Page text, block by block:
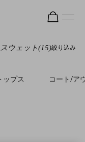
ウェット(15)絞り込み
ップス コート/ア